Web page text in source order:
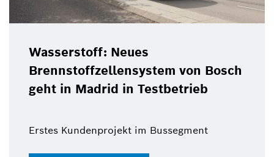
Wasserstoff: Neues
Brennstoffzellensystem von Bosch
geht in Madrid in Testbetrieb
Erstes Kundenprojekt im Bussegment